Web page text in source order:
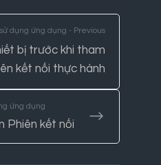
dụng ứng dụng - Previous
bị trước khi tham
kết nối thực hành
ứng dụng
Phiên kết nối